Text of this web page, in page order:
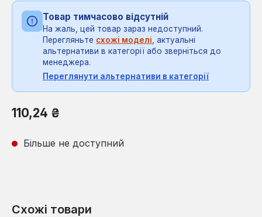
Товар тимчасово відсутній
На жаль, цей товар зараз недоступний.
Перегляньте схожі моделі , актуальні
альтернативи в категорії або зверніться до
менеджера.
Переглянути альтернативи в категорії
Звичайна ціна:
110,24 ₴
Більше не доступний
Схожі товари